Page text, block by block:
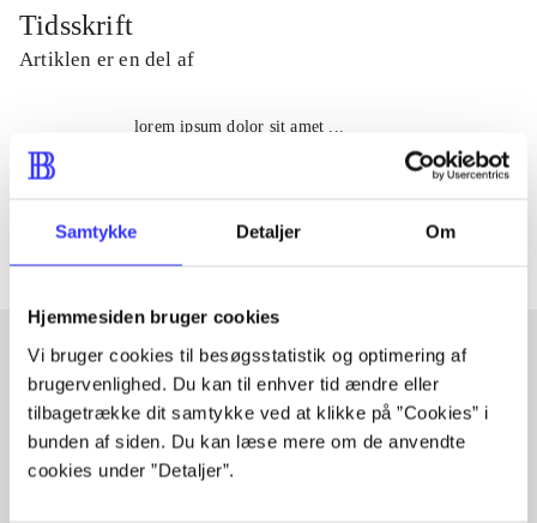
Samtykke Detaljer Om
Hjemmesiden bruger cookies
Vi bruger cookies til besøgsstatistik og optimering af
brugervenlighed. Du kan til enhver tid ændre eller
tilbagetrække dit samtykke ved at klikke på ”Cookies” i
bunden af siden. Du kan læse mere om de anvendte
cookies under ”Detaljer”.
Tidsskrift
Artiklen er en del af
lorem ipsum dolor sit amet ...
Artikler med samme emner
Fra